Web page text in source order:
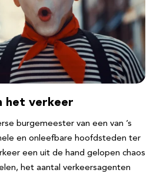
het verkeer
burgemeester van een van ’s
en onleefbare hoofdsteden ter
een uit de hand gelopen chaos
het aantal verkeersagenten